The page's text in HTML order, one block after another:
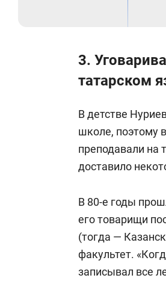
3.
татарском
В детстве
школе, поэтому
преподавали на
доставило
В 80-е годы
его товарищи
(тогда —
факультет.
записывал все